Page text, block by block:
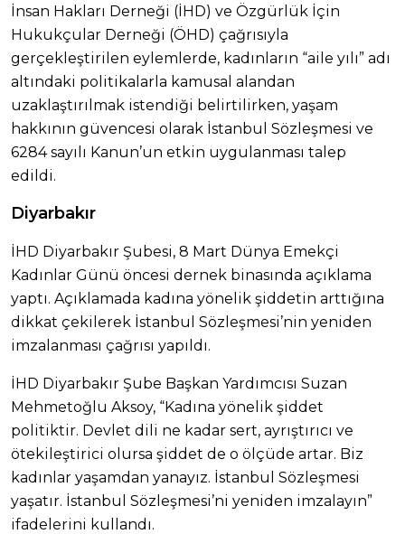
İnsan Hakları Derneği (İHD) ve Özgürlük İçin
Hukukçular Derneği (ÖHD) çağrısıyla
gerçekleştirilen eylemlerde, kadınların “aile yılı” adı
altındaki politikalarla kamusal alandan
uzaklaştırılmak istendiği belirtilirken, yaşam
hakkının güvencesi olarak İstanbul Sözleşmesi ve
6284 sayılı Kanun’un etkin uygulanması talep
edildi.
Diyarbakır
İHD Diyarbakır Şubesi, 8 Mart Dünya Emekçi
Kadınlar Günü öncesi dernek binasında açıklama
yaptı. Açıklamada kadına yönelik şiddetin arttığına
dikkat çekilerek İstanbul Sözleşmesi’nin yeniden
imzalanması çağrısı yapıldı.
İHD Diyarbakır Şube Başkan Yardımcısı Suzan
Mehmetoğlu Aksoy, “Kadına yönelik şiddet
politiktir. Devlet dili ne kadar sert, ayrıştırıcı ve
ötekileştirici olursa şiddet de o ölçüde artar. Biz
kadınlar yaşamdan yanayız. İstanbul Sözleşmesi
yaşatır. İstanbul Sözleşmesi’ni yeniden imzalayın”
ifadelerini kullandı.